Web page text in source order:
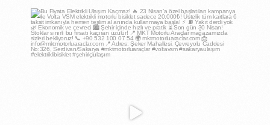
mktmotorluaraclar
Nis 15